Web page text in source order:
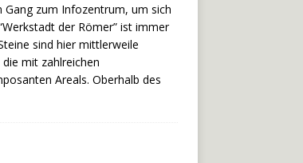
zum Infozentrum, um sich
der Römer” ist immer
sind hier mittlerweile
mit zahlreichen
Areals. Oberhalb des